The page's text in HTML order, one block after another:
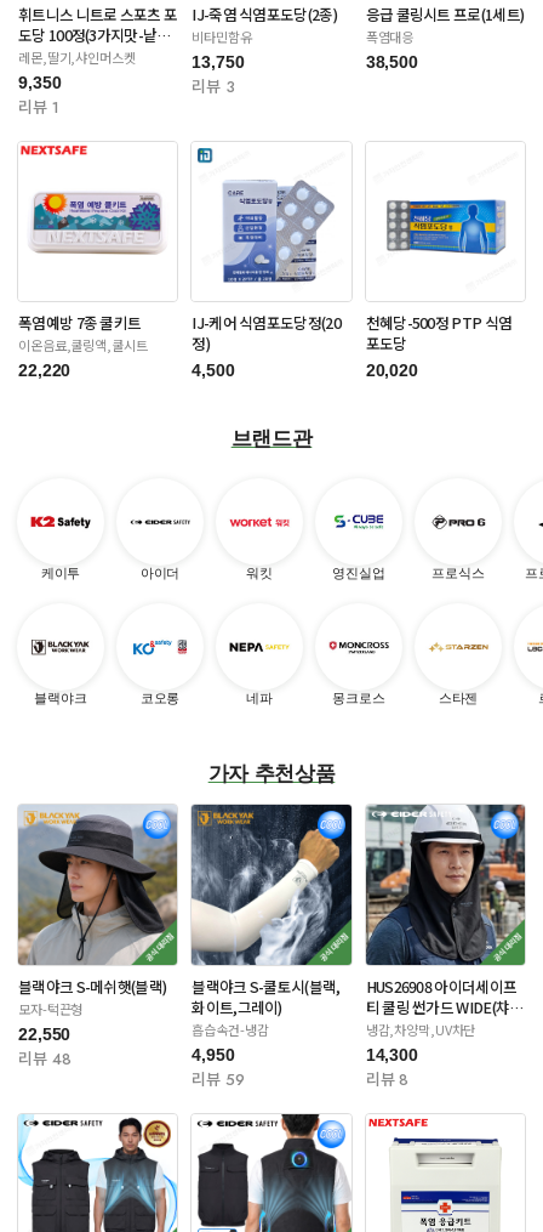
휘트니스 니트로 스포츠 포
도당 100정(3가지맛-낱개
포장)
레몬,딸기,샤인머스켓
9,350
리뷰 1
IJ-죽염 식염포도당(2종)
비타민함유
13,750
리뷰 3
응급 쿨링시트 프로(1세트)
폭염대응
38,500
폭염예방 7종 쿨키트
이온음료,쿨링액,쿨시트
22,220
IJ-케어 식염포도당정(20
정)
4,500
천혜당-500정 PTP 식염
포도당
20,020
브랜드관
케이투
블랙야크
아이더
코오롱
워킷
네파
영진실업
몽크로스
프로식스
스타젠
프
가자 추천상품
블랙야크 S-메쉬햇(블랙)
모자-턱끈형
22,550
리뷰 48
블랙야크 S-쿨토시(블랙,
화이트,그레이)
흡습속건-냉감
4,950
리뷰 59
HUS26908 아이더세이프
티 쿨링 썬가드 WIDE(챠
콜/네이비)
냉감,차양막,UV차단
14,300
리뷰 8